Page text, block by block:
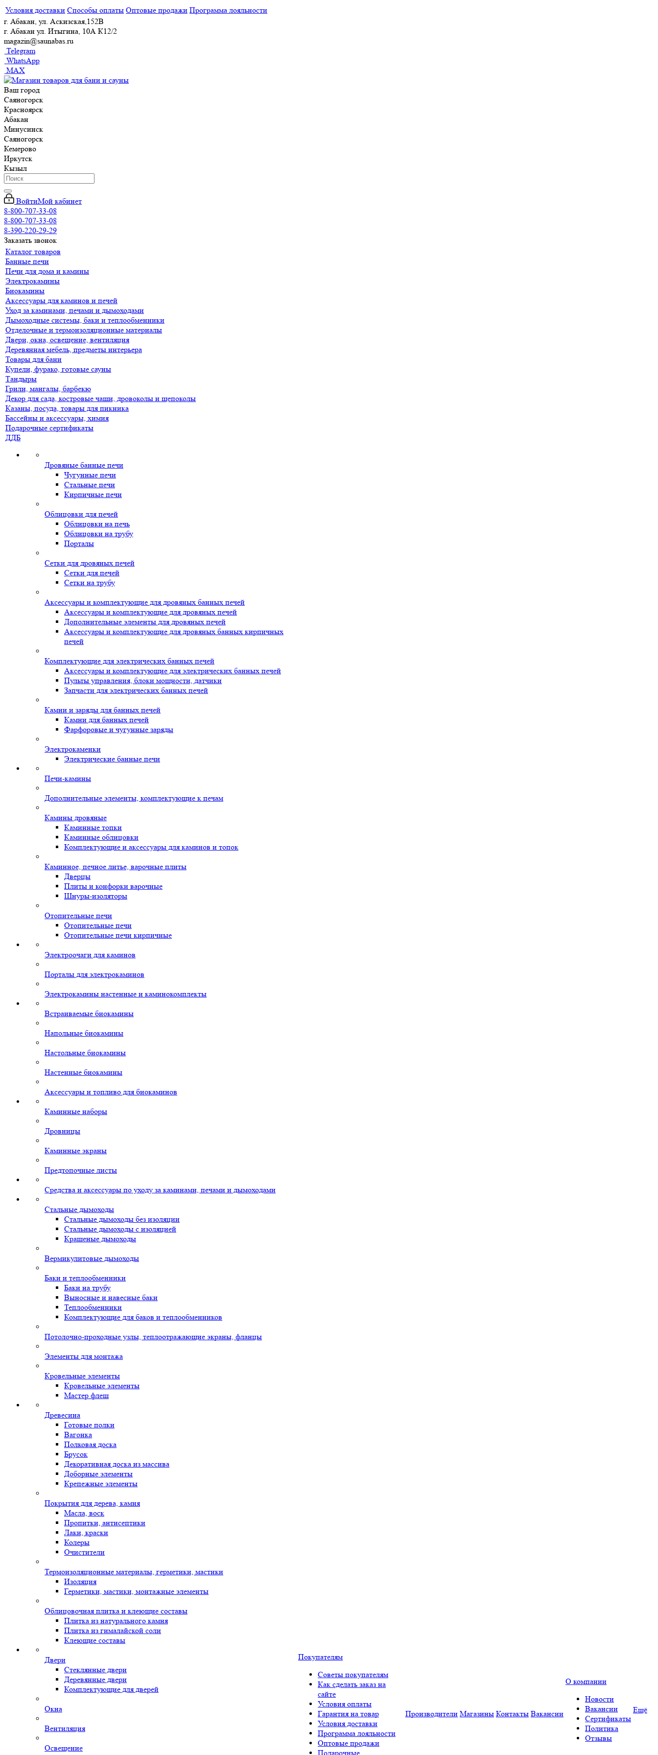
Условия доставки Способы оплаты Оптовые продажи Программа лояльности
г. Абакан, ул. Аскизская,152В
г. Абакан ул. Итыгина, 10А К12/2
magazin@saunabas.ru
Telegram
WhatsApp
MAX
Ваш город
Саяногорск
Красноярск
Абакан
Минусинск
Саяногорск
Кемерово
Иркутск
Кызыл
ВойтиМой кабинет
8-800-707-33-08
8-800-707-33-08
8-390-220-29-29
Заказать звонок
Каталог товаров
Банные печи
Печи для дома и камины
Электрокамины
Биокамины
Аксессуары для каминов и печей
Уход за каминами, печами и дымоходами
Дымоходные системы, баки и теплообменники
Отделочные и термоизоляционные материалы
Двери, окна, освещение, вентиляция
Деревянная мебель, предметы интерьера
Товары для бани
Купели, фурако, готовые сауны
Тандыры
Грили, мангалы, барбекю
Декор для сада, костровые чаши, дровоколы и щепоколы
Казаны, посуда, товары для пикника
Бассейны и аксессуары, химия
Подарочные сертификаты
ДДБ
Дровяные банные печи
Чугунные печи
Стальные печи
Кирпичные печи
Облицовки для печей
Облицовки на печь
Облицовки на трубу
Порталы
Сетки для дровяных печей
Сетки для печей
Сетки на трубу
Аксессуары и комплектующие для дровяных банных печей
Аксессуары и комплектующие для дровяных печей
Дополнительные элементы для дровяных печей
Аксессуары и комплектующие для дровяных банных кирпичных
печей
Комплектующие для электрических банных печей
Аксессуары и комплектующие для электрических банных печей
Пульты управления, блоки мощности, датчики
Запчасти для электрических банных печей
Камни и заряды для банных печей
Камни для банных печей
Фарфоровые и чугунные заряды
Электрокаменки
Электрические банные печи
Печи-камины
Дополнительные элементы, комплектующие к печам
Камины дровяные
Каминные топки
Каминные облицовки
Комплектующие и аксессуары для каминов и топок
Каминное, печное литье, варочные плиты
Дверцы
Плиты и конфорки варочные
Шнуры-изоляторы
Отопительные печи
Отопительные печи
Отопительные печи кирпичные
Электроочаги для каминов
Порталы для электрокаминов
Электрокамины настенные и каминокомплекты
Встраиваемые биокамины
Напольные биокамины
Настольные биокамины
Настенные биокамины
Аксессуары и топливо для биокаминов
Каминные наборы
Дровницы
Каминные экраны
Предтопочные листы
Средства и аксессуары по уходу за каминами, печами и дымоходами
Стальные дымоходы
Стальные дымоходы без изоляции
Стальные дымоходы с изоляцией
Крашеные дымоходы
Вермикулитовые дымоходы
Баки и теплообменники
Баки на трубу
Выносные и навесные баки
Теплообменники
Комплектующие для баков и теплообменников
Потолочно-проходные узлы, теплоотражающие экраны, фланцы
Элементы для монтажа
Кровельные элементы
Кровельные элементы
Мастер флеш
Древесина
Готовые полки
Вагонка
Полковая доска
Брусок
Декоративная доска из массива
Доборные элементы
Крепежные элементы
Покрытия для дерева, камня
Масла, воск
Пропитки, антисептики
Лаки, краски
Колеры
Очистители
Термоизоляционные материалы, герметики, мастики
Изоляция
Герметики, мастики, монтажные элементы
Облицовочная плитка и клеющие составы
Плитка из натурального камня
Плитка из гималайской соли
Клеющие составы
Двери
Стеклянные двери
Деревянные двери
Комплектующие для дверей
Окна
Вентиляция
Освещение
Покупателям
Советы покупателям
Как сделать заказ на
сайте
Условия оплаты
Гарантия на товар
Условия доставки
Программа лояльности
Оптовые продажи
Подарочные
Производители Магазины Контакты Вакансии
О компании
Новости
Вакансии
Сертификаты
Политика
Отзывы
Ещё